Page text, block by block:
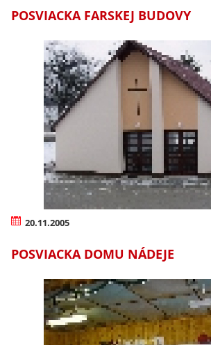
POSVIACKA FARSKEJ BUDOVY
20.11.2005
POSVIACKA DOMU NÁDEJE